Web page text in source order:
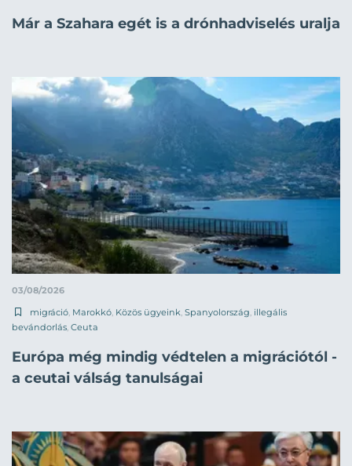
Már a Szahara egét is a drónhadviselés uralja
03/08/2026
migráció, Marokkó, Közös ügyeink, Spanyolország, illegális
bevándorlás, Ceuta
Európa még mindig védtelen a migrációtól -
a ceutai válság tanulságai